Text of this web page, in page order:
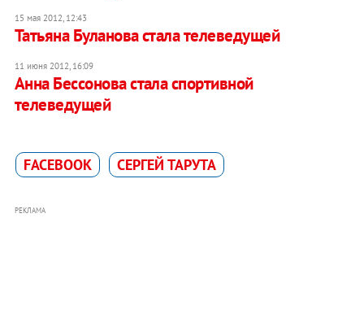
15 мая 2012, 12:43
Татьяна Буланова стала телеведущей
11 июня 2012, 16:09
Анна Бессонова стала спортивной
телеведущей
FACEBOOK СЕРГЕЙ ТАРУТА
РЕКЛАМА